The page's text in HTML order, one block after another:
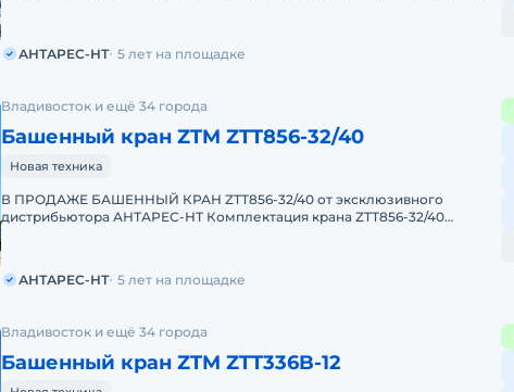
АНТАРЕС-НТ 5 лет на площадке
Владивосток и ещё 34 города
Башенный кран ZTM ZTT856-32/40
Новая техника
В ПРОДАЖЕ БАШЕННЫЙ КРАН ZTT856-32/40 от эксклюзивного
дистрибьютора АНТАРЕС-НТ Комплектация крана ZTT856-32/40
АНТАРЕС-НТ 5 лет на площадке
Владивосток и ещё 34 города
Башенный кран ZTM ZTT336B-12